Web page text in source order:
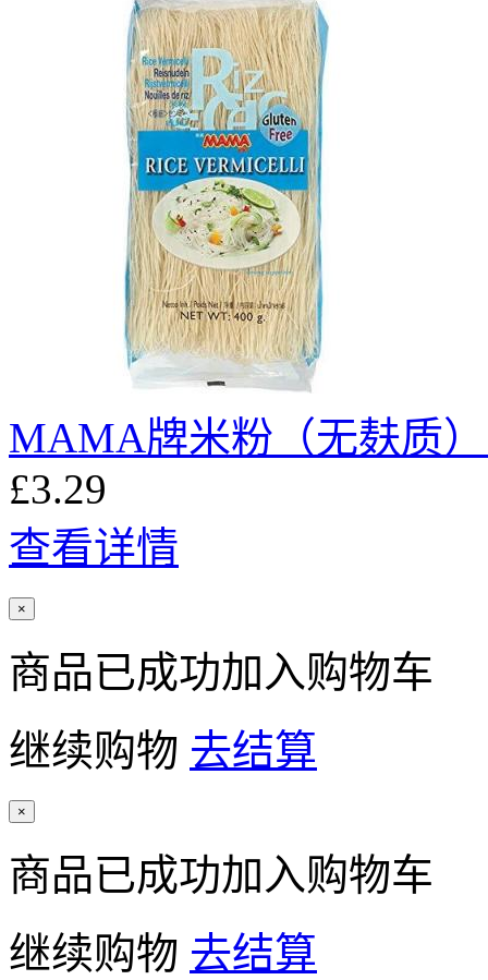
MAMA牌米粉（无麸质
£3.29
查看详情
×
商品已成功加入购物车
继续购物 去结算
×
商品已成功加入购物车
继续购物 去结算